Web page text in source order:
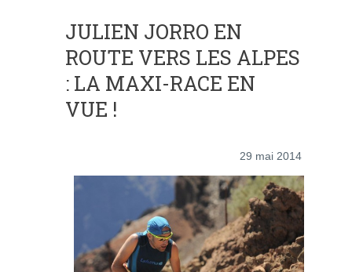
JULIEN JORRO EN
ROUTE VERS LES ALPES
: LA MAXI-RACE EN
VUE !
29 mai 2014